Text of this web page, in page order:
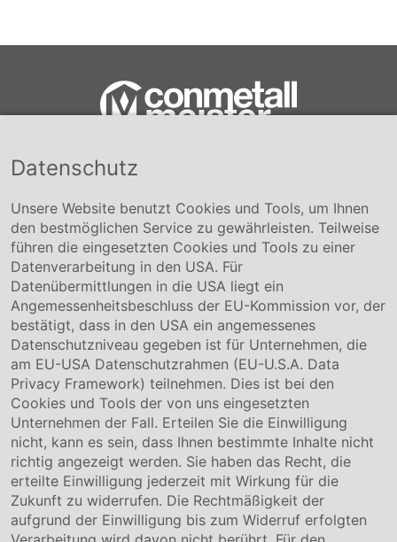
Conmetall Meister GmbH
+49 5141-180
info@conmetallmeister.de
www.conmetallmeister.de
Unternehmen
Über uns
Compliance
Hinweisgebersystem
Karriere
Service & Kontakt
Kontakt
Downloads
Garantiebedingungen
Zertifikate
Rechtliches
Datenschutz
Unsere Website benutzt Cookies und Tools, um Ihnen
den bestmöglichen Service zu gewährleisten. Teilweise
führen die eingesetzten Cookies und Tools zu einer
Datenverarbeitung in den USA. Für
Datenübermittlungen in die USA liegt ein
Angemessenheitsbeschluss der EU-Kommission vor, der
bestätigt, dass in den USA ein angemessenes
Datenschutzniveau gegeben ist für Unternehmen, die
am EU-USA Datenschutzrahmen (EU-U.S.A. Data
Privacy Framework) teilnehmen. Dies ist bei den
Cookies und Tools der von uns eingesetzten
Unternehmen der Fall. Erteilen Sie die Einwilligung
nicht, kann es sein, dass Ihnen bestimmte Inhalte nicht
richtig angezeigt werden. Sie haben das Recht, die
erteilte Einwilligung jederzeit mit Wirkung für die
Zukunft zu widerrufen. Die Rechtmäßigkeit der
aufgrund der Einwilligung bis zum Widerruf erfolgten